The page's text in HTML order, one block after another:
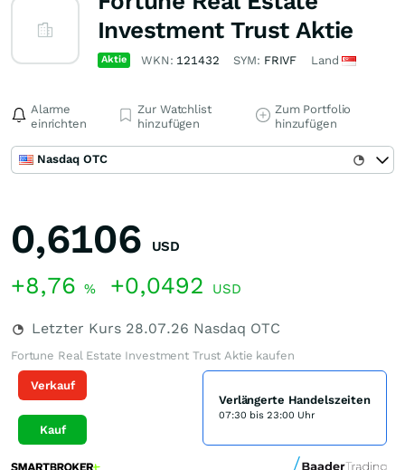
Investment Trust Aktie
Aktie WKN: 121432 SYM: FRIVF Land
Alarme
einrichten
Zur Watchlist
hinzufügen
Zum Portfolio
hinzufügen
Nasdaq OTC
0,6106 USD
+8,76 % +0,0492 USD
Letzter Kurs 28.07.26 Nasdaq OTC
Fortune Real Estate Investment Trust Aktie kaufen
Verkauf
Kauf
Verlängerte Handelszeiten
07:30 bis 23:00 Uhr